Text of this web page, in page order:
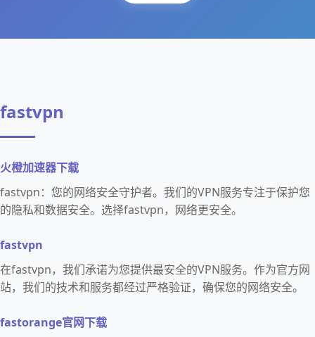
fastvpn
火橙加速器下载
fastvpn：您的网络安全守护者。我们的VPN服务专注于保护您
的隐私和数据安全。选择fastvpn，网络更安全。
fastvpn
在fastvpn，我们承诺为您提供最安全的VPN服务。作为官方网
站，我们的技术和服务都经过严格验证，确保您的网络安全。
fastorange官网下载